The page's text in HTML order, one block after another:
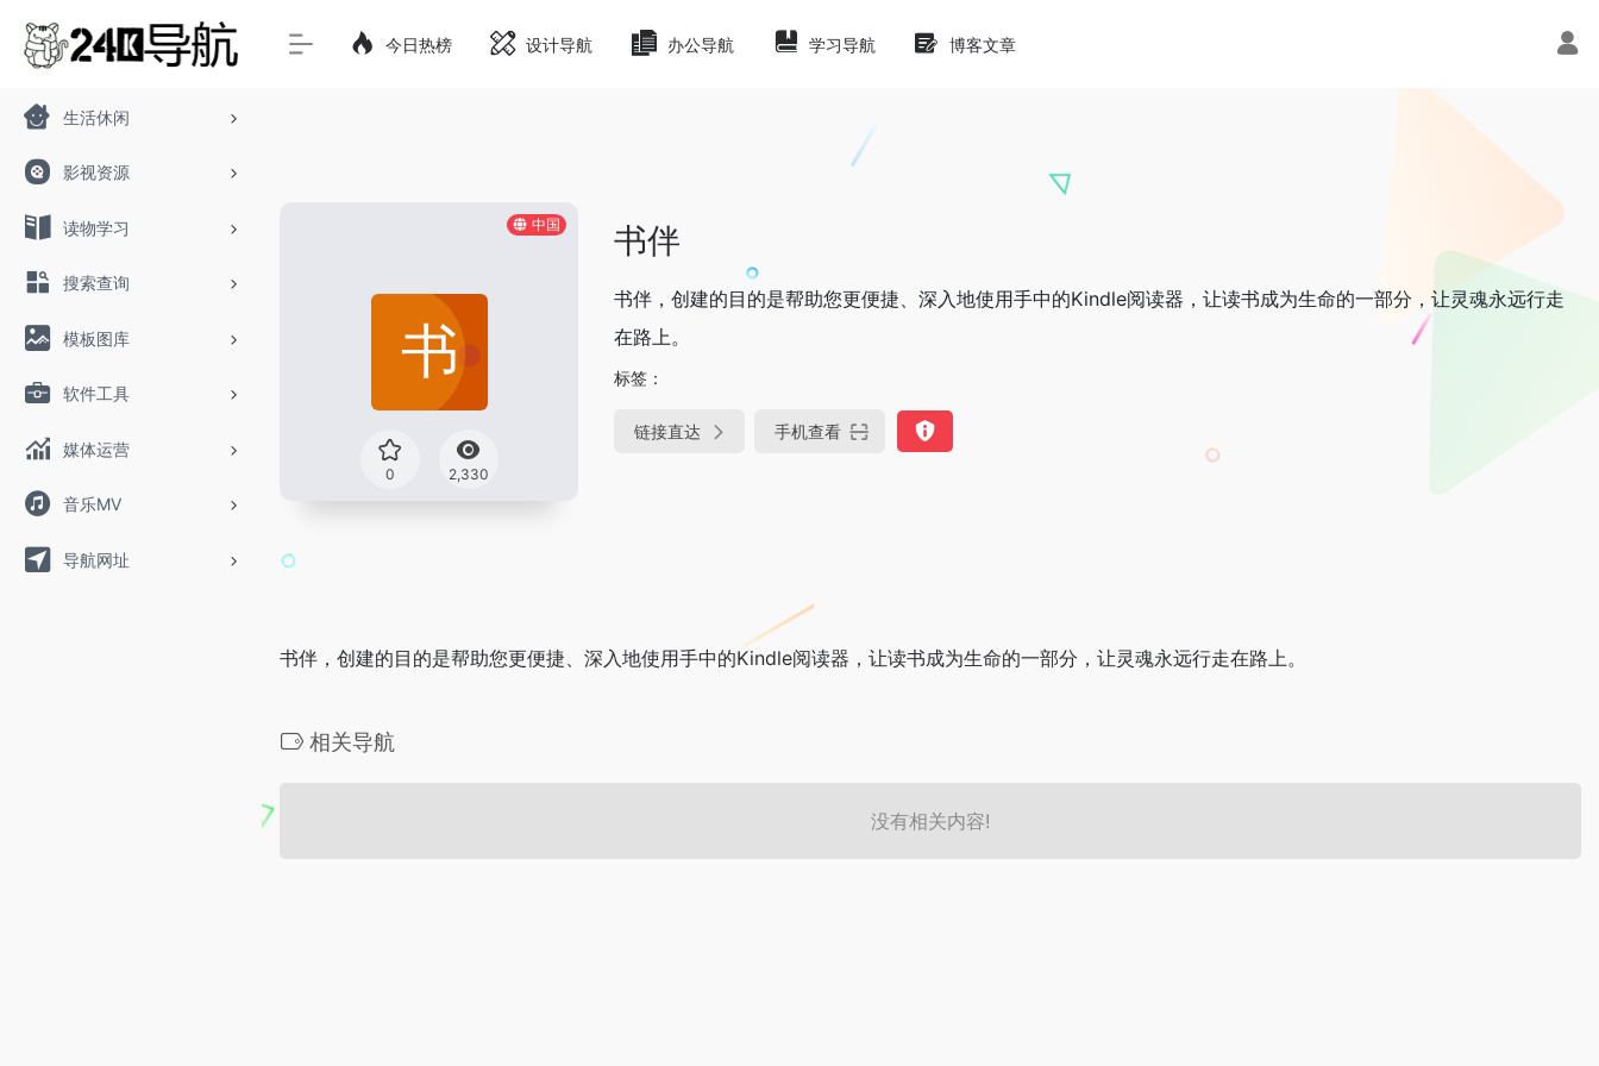
生活休闲
影视资源
读物学习
搜索查询
模板图库
软件工具
媒体运营
音乐MV
导航网址
今日热榜 设计导航 办公导航 学习导航 博客文章
中国
0 2,330
书伴
书伴，创建的目的是帮助您更便捷、深入地使用手中的Kindle阅读器，让读书成为生命的一部分，让灵魂永远行走
在路上。
标签：
链接直达 手机查看
书伴，创建的目的是帮助您更便捷、深入地使用手中的Kindle阅读器，让读书成为生命的一部分，让灵魂永远行走在路上。
相关导航
没有相关内容!